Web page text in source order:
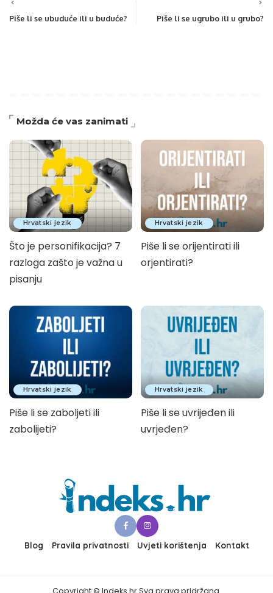
Piše li se ubuduće ili u buduće? Piše li se ugrubo ili u grubo?
Možda će vas zanimati
Hrvatski jezik
Što je personifikacija? 7
razloga zašto je važna u
pisanju
Hrvatski jezik
Piše li se orijentirati ili
orjentirati?
Hrvatski jezik
Piše li se zaboljeti ili
zabolijeti?
Hrvatski jezik
Piše li se uvrijeđen ili
uvrjeđen?
Blog Pravila privatnosti Uvjeti korištenja Kontakt
Copyright © Indeks.hr Sva prava pridržana.